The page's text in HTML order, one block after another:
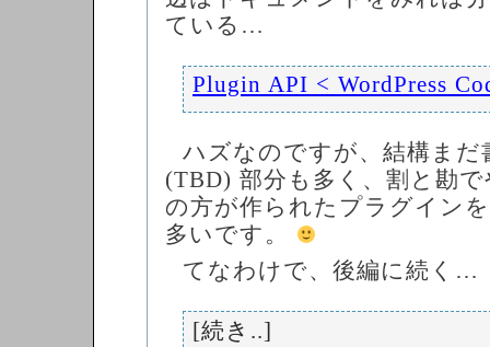
ている…
Plugin API < WordPress
ハズなのですが、結構まだ
(TBD) 部分も多く、割と勘
の方が作られたプラグイン
多いです。
てなわけで、後編に続く…
[続き..]